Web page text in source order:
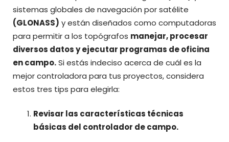
sistemas globales de navegación por satélite
(GLONASS) y están diseñados como computadoras
para permitir a los topógrafos manejar, procesar
diversos datos y ejecutar programas de oficina
en campo.Si estás indeciso acerca de cuál es la
mejor controladora para tus proyectos, considera
estos tres tips para elegirla:
Revisar las características técnicas
básicas del controlador de campo.